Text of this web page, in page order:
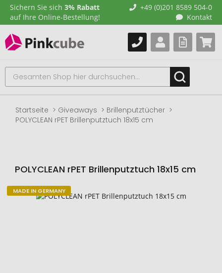
Sichern Sie sich 3% Rabatt
auf Ihre Online-Bestellung!
+49 (0)201 8589 504-0
Kontakt
Startseite Giveaways
Brillenputztücher
POLYCLEAN rPET Brillenputztuch 18x15 cm
POLYCLEAN rPET Brillenputztuch 18x15 cm
Zum
MADE IN GERMANY